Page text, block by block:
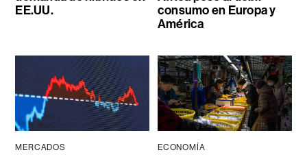
EE.UU.
consumo en Europa y
América
MERCADOS ECONOMÍA